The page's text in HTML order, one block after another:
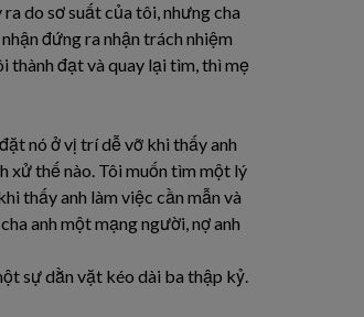
do sơ suất của tôi, nhưng cha
đứng ra nhận trách nhiệm
thành đạt và quay lại tìm, thì mẹ
nó ở vị trí dễ vỡ khi thấy anh
xử thế nào. Tôi muốn tìm một lý
thấy anh làm việc cần mẫn và
anh một mạng người, nợ anh
sự dằn vặt kéo dài ba thập kỷ.